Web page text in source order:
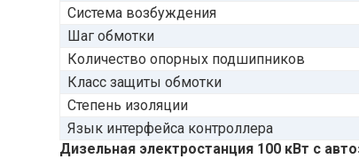
Система возбуждения
Шаг обмотки
Количество опорных подшипников
Класс защиты обмотки
Степень изоляции
Язык интерфейса контроллера
Дизельная электростанция 100 кВт с